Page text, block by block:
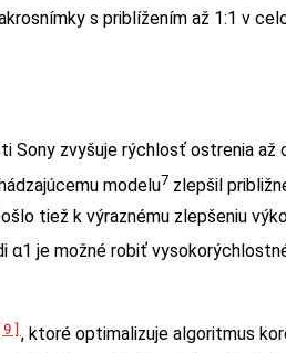
s priblížením až 1:1 v
Sony zvyšuje rýchlosť ostrenia až
modelu7 zlepšil
tiež k výraznému zlepšeniu
α1 je možné robiť
, ktoré optimalizuje algoritmus